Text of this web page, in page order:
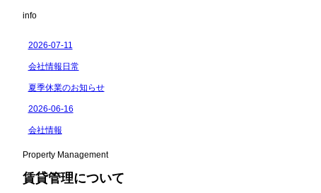
info
Property Management
賃貸管理について